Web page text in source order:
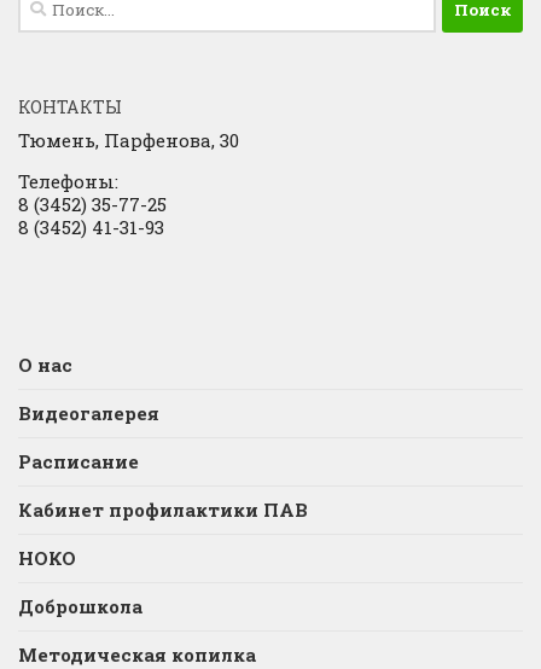
КОНТАКТЫ
Тюмень, Парфенова, 30
Телефоны:
8 (3452) 35-77-25
8 (3452) 41-31-93
О нас
Видеогалерея
Расписание
Кабинет профилактики ПАВ
НОКО
Доброшкола
Методическая копилка